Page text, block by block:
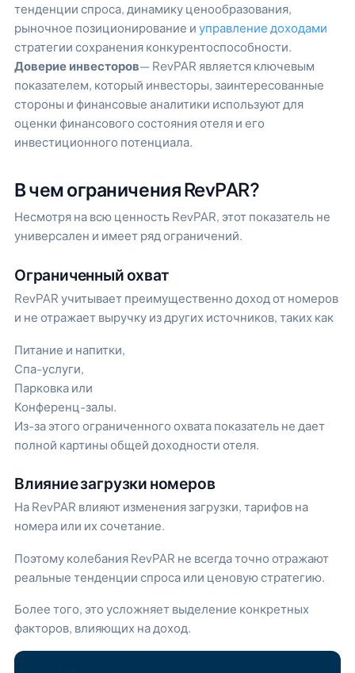
тенденции спроса, динамику ценообразования,
рыночное позиционирование и управление доходами
стратегии сохранения конкурентоспособности.
Доверие инвесторов— RevPAR является ключевым
показателем, который инвесторы, заинтересованные
стороны и финансовые аналитики используют для
оценки финансового состояния отеля и его
инвестиционного потенциала.
В чем ограничения RevPAR?
Несмотря на всю ценность RevPAR, этот показатель не
универсален и имеет ряд ограничений.
Ограниченный охват
RevPAR учитывает преимущественно доход от номеров
и не отражает выручку из других источников, таких как
Питание и напитки,
Спа-услуги,
Парковка или
Конференц-залы.
Из-за этого ограниченного охвата показатель не дает
полной картины общей доходности отеля.
Влияние загрузки номеров
На RevPAR влияют изменения загрузки, тарифов на
номера или их сочетание.
Поэтому колебания RevPAR не всегда точно отражают
реальные тенденции спроса или ценовую стратегию.
Более того, это усложняет выделение конкретных
факторов, влияющих на доход.